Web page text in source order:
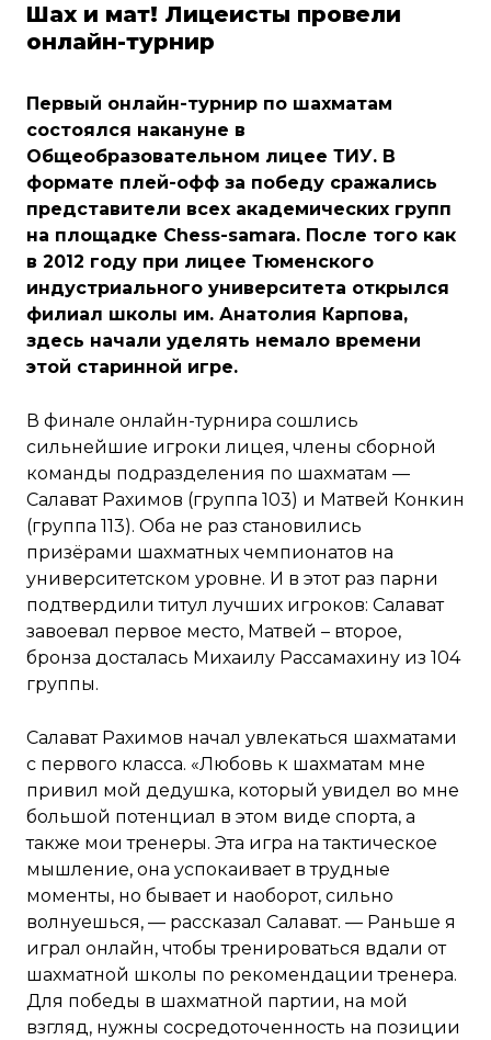
Шах и мат! Лицеисты провели
онлайн-турнир
Первый онлайн-турнир по шахматам
состоялся накануне в
Общеобразовательном лицее ТИУ. В
формате плей-офф за победу сражались
представители всех академических групп
на площадке Chess-samara. После того как
в 2012 году при лицее Тюменского
индустриального университета открылся
филиал школы им. Анатолия Карпова,
здесь начали уделять немало времени
этой старинной игре.
В финале онлайн-турнира сошлись
сильнейшие игроки лицея, члены сборной
команды подразделения по шахматам —
Салават Рахимов (группа 103) и Матвей Конкин
(группа 113). Оба не раз становились
призёрами шахматных чемпионатов на
университетском уровне. И в этот раз парни
подтвердили титул лучших игроков: Салават
завоевал первое место, Матвей – второе,
бронза досталась Михаилу Рассамахину из 104
группы.
Салават Рахимов начал увлекаться шахматами
с первого класса. «Любовь к шахматам мне
привил мой дедушка, который увидел во мне
большой потенциал в этом виде спорта, а
также мои тренеры. Эта игра на тактическое
мышление, она успокаивает в трудные
моменты, но бывает и наоборот, сильно
волнуешься, — рассказал Салават. — Раньше я
играл онлайн, чтобы тренироваться вдали от
шахматной школы по рекомендации тренера.
Для победы в шахматной партии, на мой
взгляд, нужны сосредоточенность на позиции